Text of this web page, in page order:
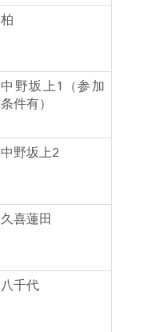
柏
中野坂上1（参加
条件有）
中野坂上2
久喜蓮田
八千代